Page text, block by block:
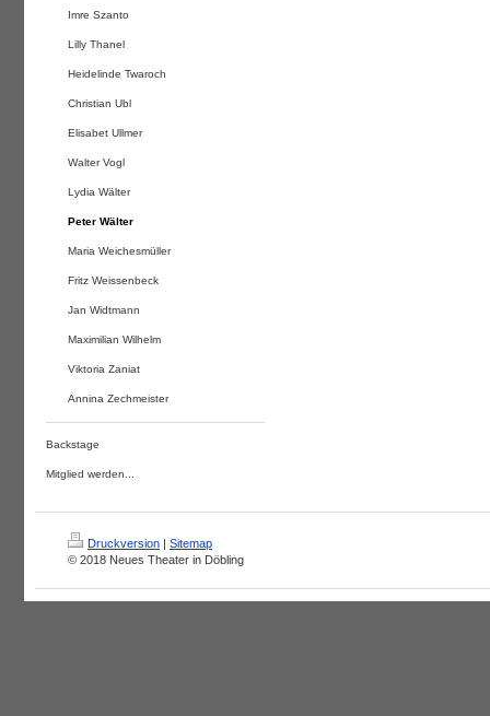
Imre Szanto
Lilly Thanel
Heidelinde Twaroch
Christian Ubl
Elisabet Ullmer
Walter Vogl
Lydia Wälter
Peter Wälter
Maria Weichesmüller
Fritz Weissenbeck
Jan Widtmann
Maximilian Wilhelm
Viktoria Zaniat
Annina Zechmeister
Backstage
Mitglied werden...
Druckversion | Sitemap
© 2018 Neues Theater in Döbling